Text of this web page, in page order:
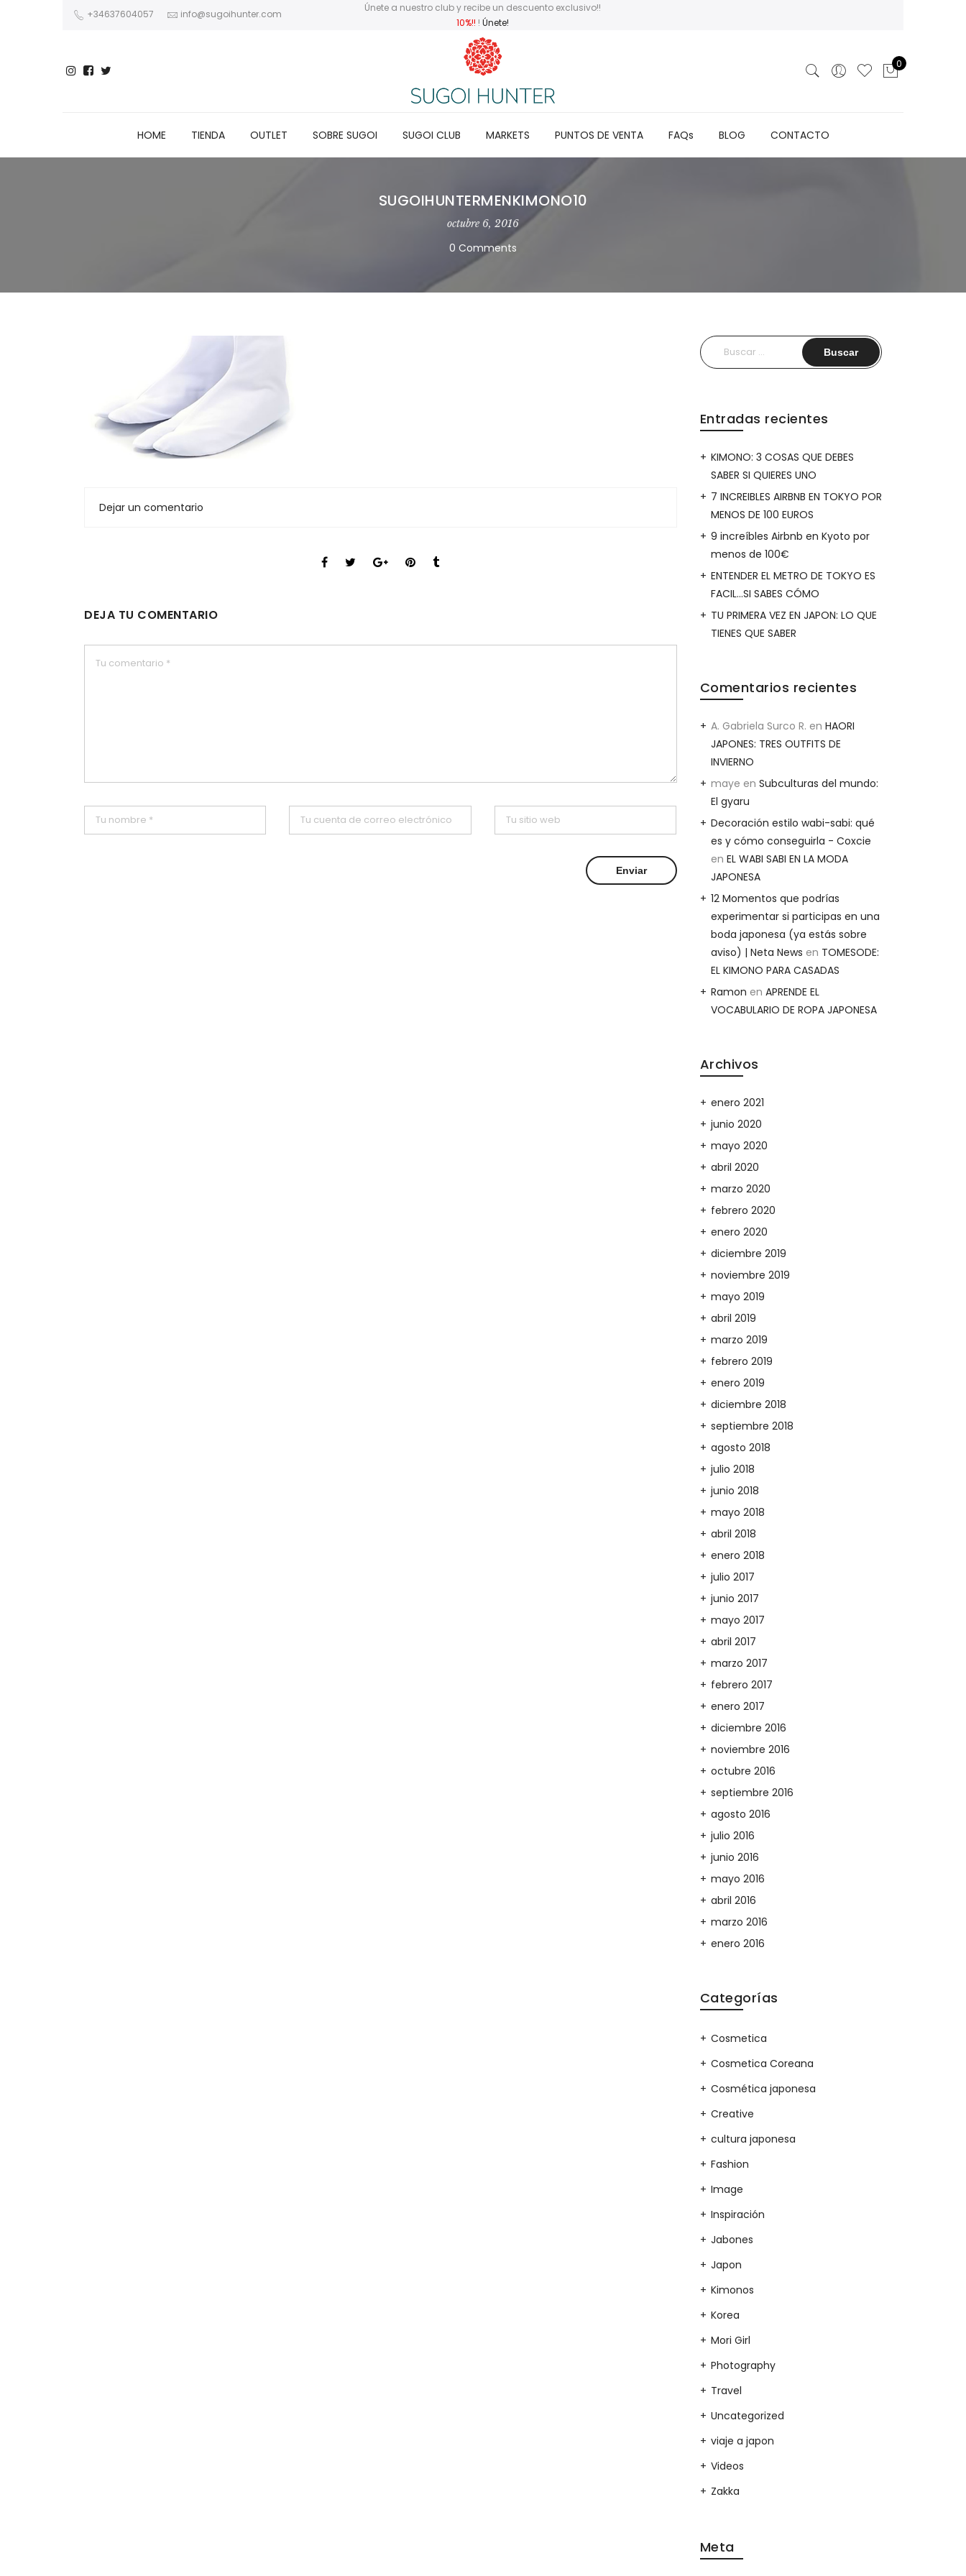
+34637604057 info@sugoihunter.com
Únete a nuestro club y recibe un descuento exclusivo!!
10%!! !Únete!
0
HOME TIENDA OUTLET SOBRE SUGOI SUGOI CLUB MARKETS PUNTOS DE VENTA FAQs BLOG CONTACTO
SUGOIHUNTERMENKIMONO10
octubre 6, 2016
0 Comments
Dejar un comentario
DEJA TU COMENTARIO
Buscar:
Entradas recientes
KIMONO: 3 COSAS QUE DEBES
SABER SI QUIERES UNO
7 INCREIBLES AIRBNB EN TOKYO POR
MENOS DE 100 EUROS
9 increíbles Airbnb en Kyoto por
menos de 100€
ENTENDER EL METRO DE TOKYO ES
FACIL…SI SABES CÓMO
TU PRIMERA VEZ EN JAPON: LO QUE
TIENES QUE SABER
Comentarios recientes
A. Gabriela Surco R. en HAORI
JAPONES: TRES OUTFITS DE
INVIERNO
maye en Subculturas del mundo:
El gyaru
Decoración estilo wabi-sabi: qué
es y cómo conseguirla - Coxcie
en EL WABI SABI EN LA MODA
JAPONESA
12 Momentos que podrías
experimentar si participas en una
boda japonesa (ya estás sobre
aviso) | Neta News en TOMESODE:
EL KIMONO PARA CASADAS
Ramon en APRENDE EL
VOCABULARIO DE ROPA JAPONESA
Archivos
enero 2021
junio 2020
mayo 2020
abril 2020
marzo 2020
febrero 2020
enero 2020
diciembre 2019
noviembre 2019
mayo 2019
abril 2019
marzo 2019
febrero 2019
enero 2019
diciembre 2018
septiembre 2018
agosto 2018
julio 2018
junio 2018
mayo 2018
abril 2018
enero 2018
julio 2017
junio 2017
mayo 2017
abril 2017
marzo 2017
febrero 2017
enero 2017
diciembre 2016
noviembre 2016
octubre 2016
septiembre 2016
agosto 2016
julio 2016
junio 2016
mayo 2016
abril 2016
marzo 2016
enero 2016
Categorías
Cosmetica
Cosmetica Coreana
Cosmética japonesa
Creative
cultura japonesa
Fashion
Image
Inspiración
Jabones
Japon
Kimonos
Korea
Mori Girl
Photography
Travel
Uncategorized
viaje a japon
Videos
Zakka
Meta